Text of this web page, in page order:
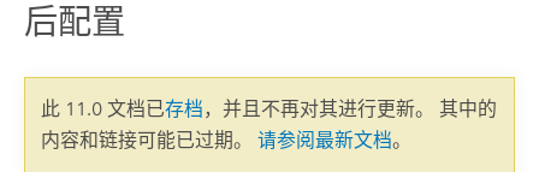
后配置
此 11.0 文档已存档，并且不再对其进行更新。 其中的
内容和链接可能已过期。 请参阅最新文档。